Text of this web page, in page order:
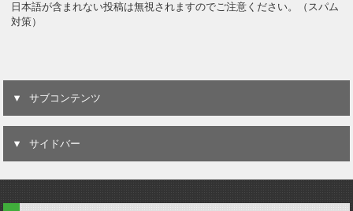
日本語が含まれない投稿は無視されますのでご注意ください。（スパム
対策）
サブコンテンツ
サイドバー